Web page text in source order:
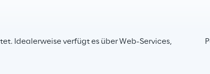
Idealerweise verfügt es über Web-Services,